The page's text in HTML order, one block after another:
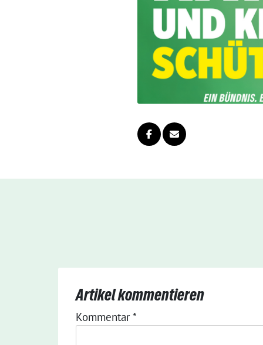
Artikel kommentieren
Kommentar*